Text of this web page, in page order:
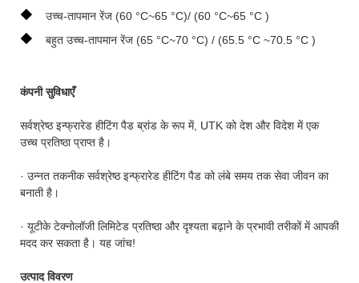
◆ उच्च-तापमान रेंज (60 °C~65 °C)/ (60 °C~65 °C )
◆ बहुत उच्च-तापमान रेंज (65 °C~70 °C) / (65.5 °C ~70.5 °C )
कंपनी सुविधाएँ
सर्वश्रेष्ठ इन्फ्रारेड हीटिंग पैड ब्रांड के रूप में, UTK को देश और विदेश में एक
उच्च प्रतिष्ठा प्राप्त है।
· उन्नत तकनीक सर्वश्रेष्ठ इन्फ्रारेड हीटिंग पैड को लंबे समय तक सेवा जीवन का
बनाती है।
· यूटीके टेक्नोलॉजी लिमिटेड प्रतिष्ठा और दृश्यता बढ़ाने के प्रभावी तरीकों में आपकी
मदद कर सकता है। यह जांच!
उत्पाद विवरण